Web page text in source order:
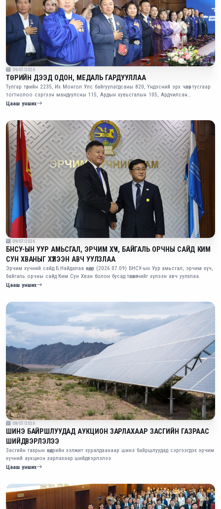
09/07/2026
ТӨРИЙН ДЭЭД ОДОН, МЕДАЛЬ ГАРДУУЛЛАА
Тулгар төрийн 2235, Их Монгол Улс байгуулагдсаны 820, Үндэсний эрх чөлөө, тусгаар
тогтнолоо сэргээн мандуулсны 115, Ардын хувьсгалын 105, Ардчилсан
хувьсгалын 36 жилийн ойг тохиолдуулан эрчим хүчний салбарт олон жил үр
хүртээлээ
Цааш унших
09/07/2026
БНСУ-ЫН УУР АМЬСГАЛ, ЭРЧИМ ХҮЧ, БАЙГАЛЬ ОРЧНЫ САЙД КИМ
СУН ХВАНЫГ ХҮЛЭЭН АВЧ УУЛЗЛАА
Эрчим хүчний сайд Б.Найдалаа өнөөдөр (2026.07.09) БНСУ-ын Уур амьсгал, эрчим хүч,
байгаль орчны сайд Ким Сун Хван болон бусад төлөөлөгчийг хүлээн авч уулзлаа.
Цааш унших
08/07/2026
ШИНЭ БАЙРШЛУУДАД АУКЦИОН ЗАРЛАХААР ЗАСГИЙН ГАЗРААС
ШИЙДВЭРЛЭЛЭЭ
Засгийн газрын өнөөдрийн ээлжит хуралдаанаар шинэ байршлуудад сэргээгдэх эрчим
хүчний аукцион зарлахаар шийдвэрлэлээ.
Цааш унших